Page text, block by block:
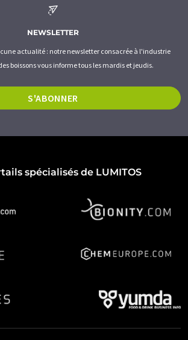
NEWSLETTER
actualité : notre newsletter consacrée à l'industrie
boissons vous informe tous les mardis et jeudis.
S'ABONNER
spécialisés de LUMITOS